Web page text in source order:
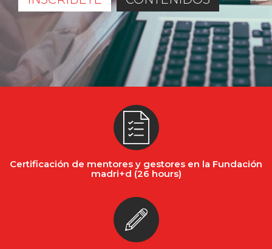
Certificación de mentores y gestores en la Fundación
madri+d (26 hours)